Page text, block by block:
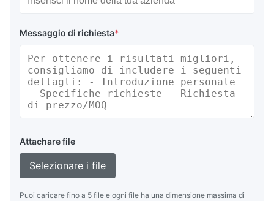
Messaggio di richiesta*
Attachare file
Selezionare i file
Puoi caricare fino a 5 file e ogni file ha una dimensione massima di